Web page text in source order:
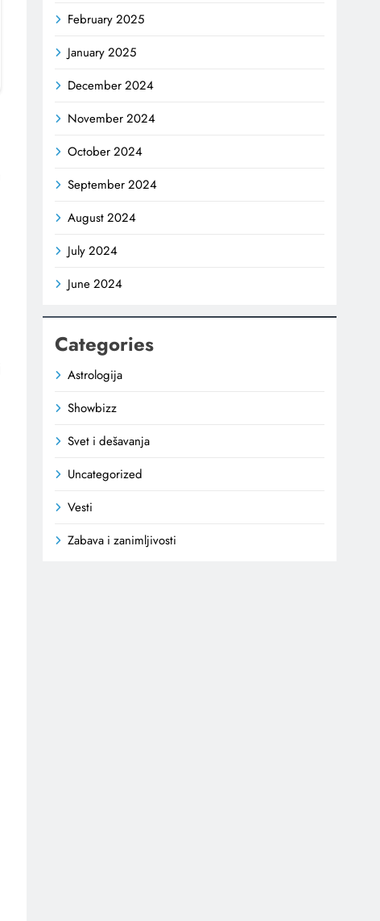
February 2025
January 2025
December 2024
November 2024
October 2024
September 2024
August 2024
July 2024
June 2024
Categories
Astrologija
Showbizz
Svet i dešavanja
Uncategorized
Vesti
Zabava i zanimljivosti